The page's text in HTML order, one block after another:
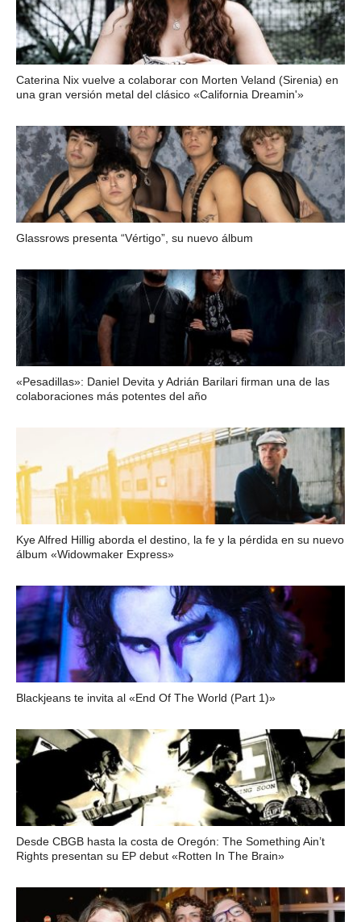
Caterina Nix vuelve a colaborar con Morten Veland (Sirenia) en
una gran versión metal del clásico «California Dreamin'»
Glassrows presenta “Vértigo”, su nuevo álbum
«Pesadillas»: Daniel Devita y Adrián Barilari firman una de las
colaboraciones más potentes del año
Kye Alfred Hillig aborda el destino, la fe y la pérdida en su nuevo
álbum «Widowmaker Express»
Blackjeans te invita al «End Of The World (Part 1)»
Desde CBGB hasta la costa de Oregón: The Something Ain’t
Rights presentan su EP debut «Rotten In The Brain»